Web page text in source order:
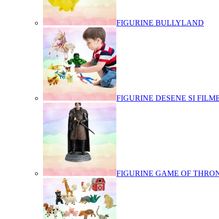
FIGURINE BULLYLAND
FIGURINE DESENE SI
FIGURINE GAME OF